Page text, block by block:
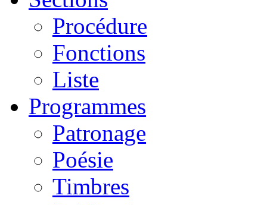
Procédure
Fonctions
Liste
Programmes
Patronage
Poésie
Timbres